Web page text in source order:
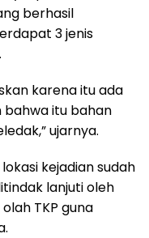
berhasil
3 jenis
karena itu ada
bahwa itu bahan
ujarnya.
kejadian sudah
lanjuti oleh
TKP guna